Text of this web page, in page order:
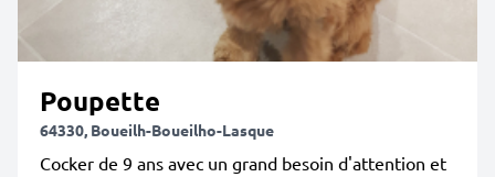
Poupette
64330, Boueilh-Boueilho-Lasque
Cocker de 9 ans avec un grand besoin d'attention et